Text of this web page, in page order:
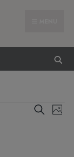
Recherche
Photo